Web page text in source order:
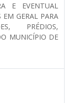
E EVENTUAL
EM GERAL PARA
PRÉDIOS,
MUNICÍPIO DE